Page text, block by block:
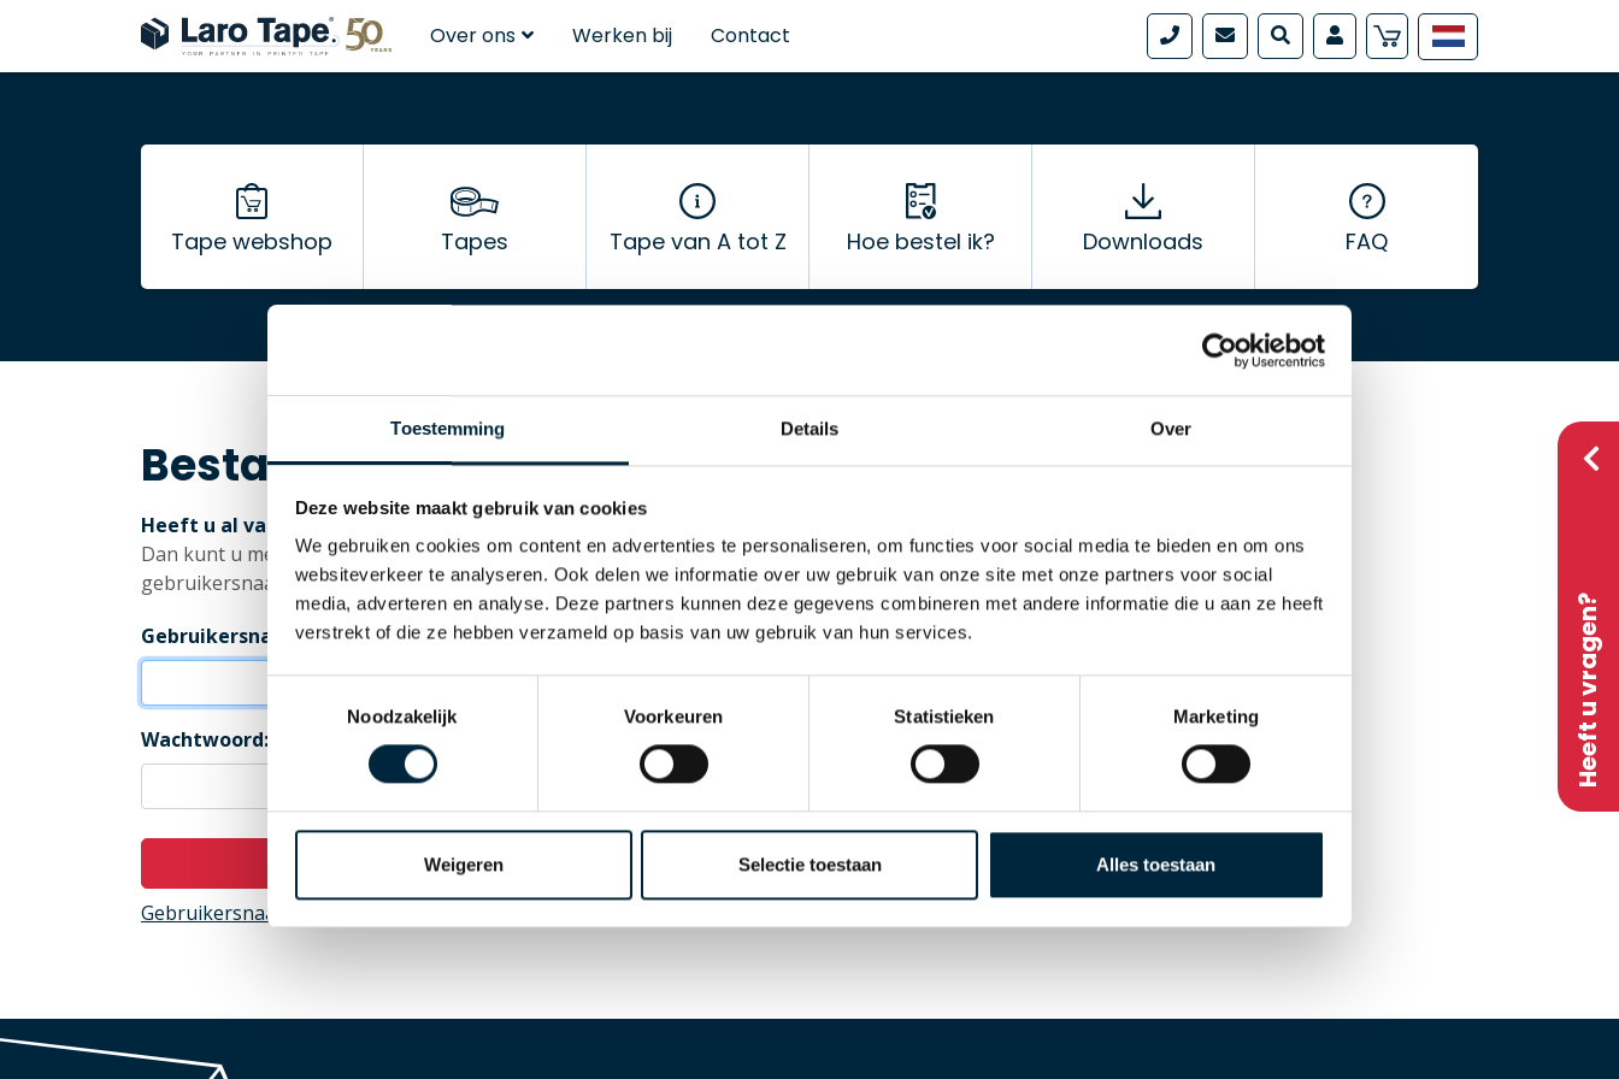
Toestemming Details Over
Deze website maakt gebruik van cookies
We gebruiken cookies om content en advertenties te personaliseren, om functies voor social media te bieden en om ons
websiteverkeer te analyseren. Ook delen we informatie over uw gebruik van onze site met onze partners voor social
media, adverteren en analyse. Deze partners kunnen deze gegevens combineren met andere informatie die u aan ze heeft
verstrekt of die ze hebben verzameld op basis van uw gebruik van hun services.
Noodzakelijk
Voorkeuren Statistieken Marketing
Weigeren Selectie toestaan Alles toestaan
Heeft u vragen?
Over ons Werken bij Contact
Tape webshop Tapes Tape van A tot Z Hoe bestel ik? Downloads FAQ
Bestaande klant
Heeft u al vaker online bij ons besteld?
Dan kunt u met uw bestaande
gebruikersnaam en wachtwoord inloggen.
Gebruikersnaam:
Wachtwoord:
Gebruikersnaam of wachtwoord opvragen?